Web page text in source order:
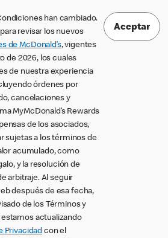
han cambiado.
revisar los nuevos
de McDonald’s, vigentes
de 2026, los cuales
de nuestra experiencia
órdenes por
cancelaciones y
MyMcDonald’s Rewards
de los asociados,
sujetas a los términos de
acumulado, como
y la resolución de
arbitraje. Al seguir
después de esa fecha,
de los Términos y
actualizando
Privacidad con el
Aceptar